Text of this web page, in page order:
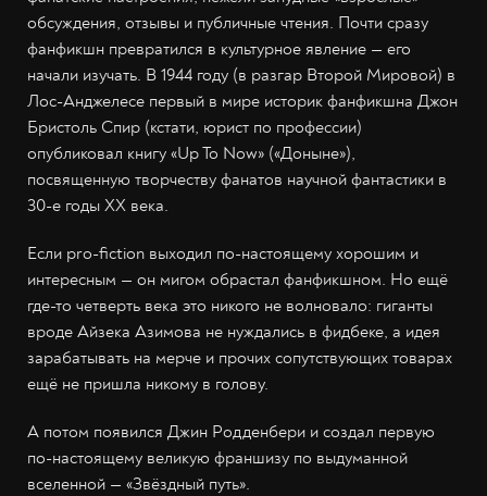
обсуждения, отзывы и публичные чтения. Почти сразу
фанфикшн превратился в культурное явление — его
начали изучать. В 1944 году (в разгар Второй Мировой) в
Лос-Анджелесе первый в мире историк фанфикшна Джон
Бристоль Спир (кстати, юрист по профессии)
опубликовал книгу «Up To Now» («Доныне»),
посвященную творчеству фанатов научной фантастики в
30-е годы XX века.
Если pro-fiction выходил по-настоящему хорошим и
интересным — он мигом обрастал фанфикшном. Но ещё
где-то четверть века это никого не волновало: гиганты
вроде Айзека Азимова не нуждались в фидбеке, а идея
зарабатывать на мерче и прочих сопутствующих товарах
ещё не пришла никому в голову.
А потом появился Джин Родденбери и создал первую
по-настоящему великую франшизу по выдуманной
вселенной — «Звёздный путь».